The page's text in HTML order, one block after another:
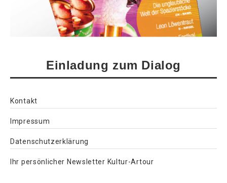
Einladung zum Dialog
Kontakt
Impressum
Datenschutzerklärung
Ihr persönlicher Newsletter Kultur-Artour